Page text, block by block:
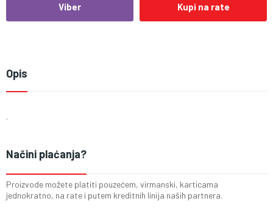
Viber Kupi na rate
Opis
.
Načini plaćanja?
Proizvode možete platiti pouzećem, virmanski, karticama
jednokratno, na rate i putem kreditnih linija naših partnera.